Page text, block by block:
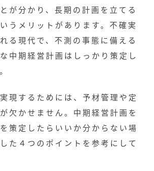
が分かり、長期の計画を立てる
うメリットがあります。不確実
る現代で、不測の事態に備える
中期経営計画はしっかり策定し
現するためには、予材管理や定
欠かせません。中期経営計画を
策定したらいいか分からない場
た４つのポイントを参考にして